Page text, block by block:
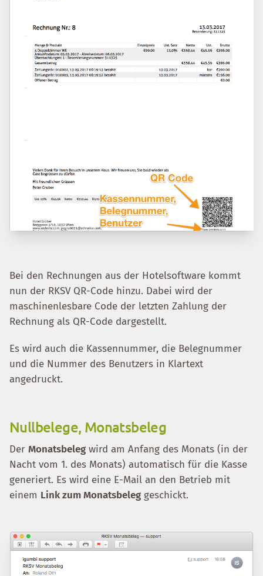
Bei den Rechnungen aus der Hotelsoftware kommt
nun der RKSV QR-Code hinzu. Dabei wird der
maschinenlesbare Code der letzten Zahlung der
Rechnung als QR-Code dargestellt.
Es wird auch die Kassennummer, die Belegnummer
und die Nummer des Benutzers in Klartext
angedruckt.
Nullbelege, Monatsbeleg
Der Monatsbeleg wird am Anfang des Monats (in der
Nacht vom 1. des Monats) automatisch für die Kasse
generiert. Es wird eine E-Mail an den Betrieb mit
einem Link zum Monatsbeleg geschickt.